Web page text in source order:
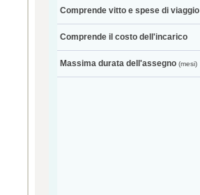
Comprende vitto e spese di viaggio
Comprende il costo dell'incarico
Massima durata dell'assegno (mesi)